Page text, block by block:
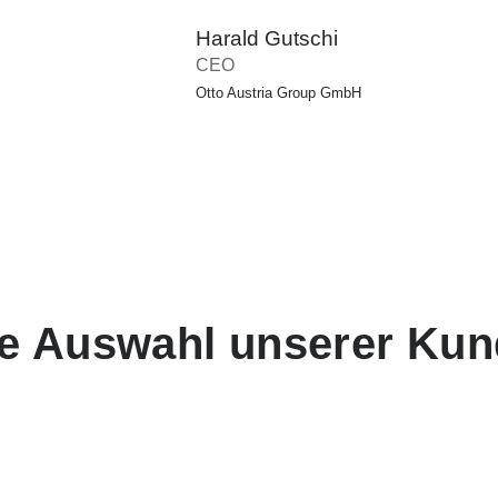
Harald Gutschi
CEO
Otto Austria Group GmbH
Auswahl unserer